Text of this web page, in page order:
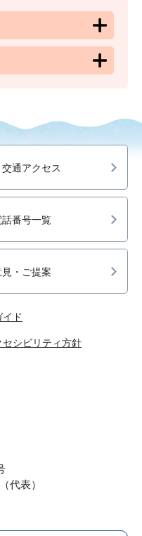
通アクセス
番号一覧
・ご提案
ド
セシビリティ方針
代表）